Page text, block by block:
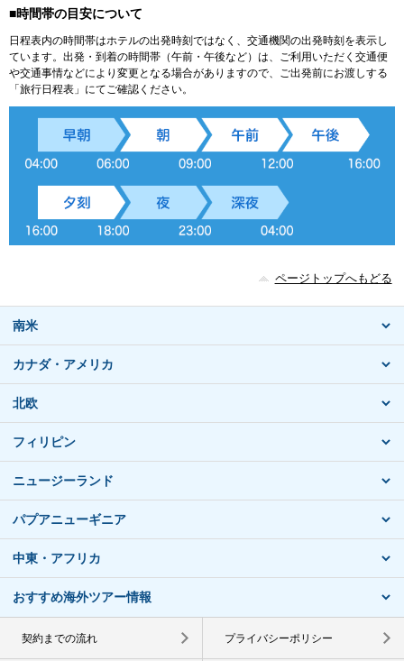
■時間帯の目安について
日程表内の時間帯はホテルの出発時刻ではなく、交通機関の出発時刻を表示し
ています。出発・到着の時間帯（午前・午後など）は、ご利用いただく交通便
や交通事情などにより変更となる場合がありますので、ご出発前にお渡しする
「旅行日程表」にてご確認ください。
ページトップへもどる
南米
カナダ・アメリカ
北欧
フィリピン
ニュージーランド
パプアニューギニア
中東・アフリカ
おすすめ海外ツアー情報
契約までの流れ プライバシーポリシー